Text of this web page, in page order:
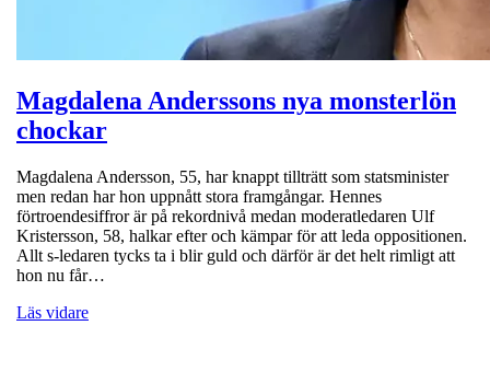
Magdalena Anderssons nya monsterlön
chockar
Magdalena Andersson, 55, har knappt tillträtt som statsminister
men redan har hon uppnått stora framgångar. Hennes
förtroendesiffror är på rekordnivå medan moderatledaren Ulf
Kristersson, 58, halkar efter och kämpar för att leda oppositionen.
Allt s-ledaren tycks ta i blir guld och därför är det helt rimligt att
hon nu får…
Läs vidare